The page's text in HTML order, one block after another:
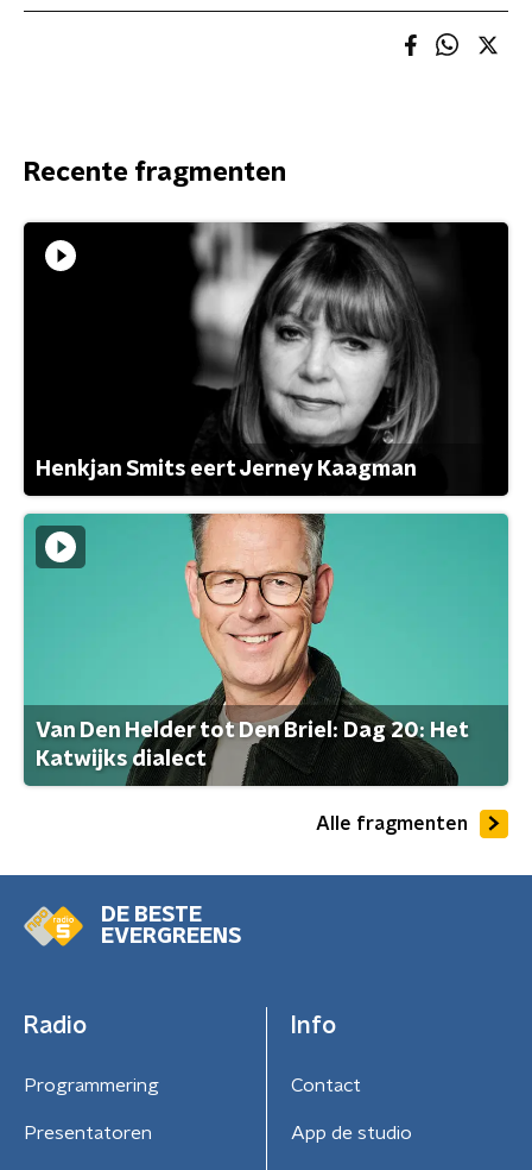
Recente fragmenten
Henkjan Smits eert Jerney Kaagman
Van Den Helder tot Den Briel: Dag 20: Het
Katwijks dialect
Alle fragmenten
DE BESTE
EVERGREENS
Radio
Programmering
Presentatoren
Info
Contact
App de studio